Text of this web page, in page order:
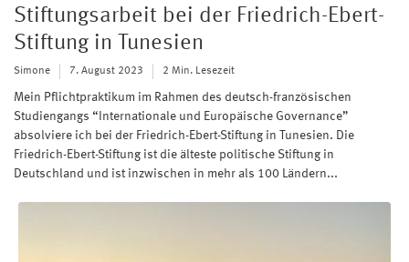
Stiftungsarbeit bei der Friedrich-Ebert-
Stiftung in Tunesien
Simone 7. August 2023 2 Min. Lesezeit
Mein Pflichtpraktikum im Rahmen des deutsch-französischen
Studiengangs “Internationale und Europäische Governance”
absolviere ich bei der Friedrich-Ebert-Stiftung in Tunesien. Die
Friedrich-Ebert-Stiftung ist die älteste politische Stiftung in
Deutschland und ist inzwischen in mehr als 100 Ländern...